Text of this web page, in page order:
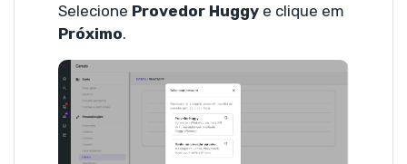
Selecione Provedor Huggy e clique em
Próximo.